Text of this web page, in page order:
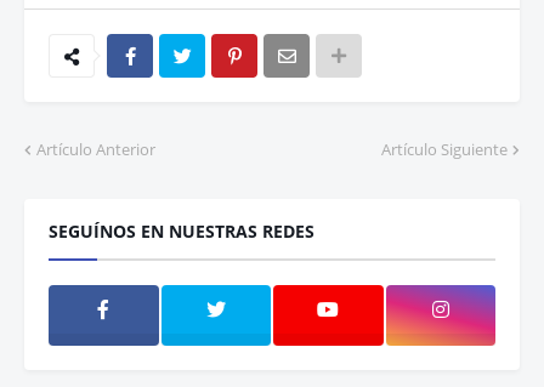
Artículo Anterior Artículo Siguiente
SEGUÍNOS EN NUESTRAS REDES